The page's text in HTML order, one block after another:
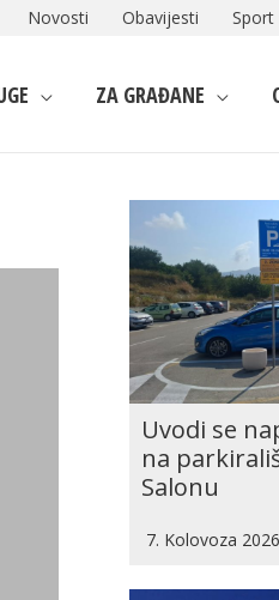
Novosti Obavijesti Sport
ZA GRAĐANE
Uvodi se
na
Salonu
7. Kolovoza